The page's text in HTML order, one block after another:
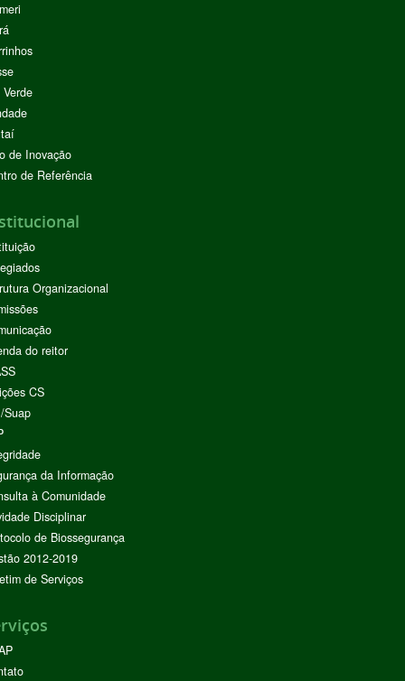
de Inovação
de Referência
Organizacional
do reitor
CS
Suap
da Informação
à Comunidade
Disciplinar
de Biossegurança
2012-2019
de Serviços